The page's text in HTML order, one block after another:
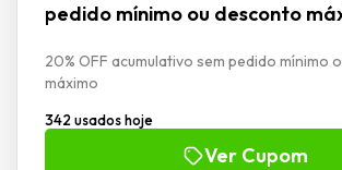
pedido mínimo ou desconto
20% OFF acumulativo sem pedido mínimo
máximo
342 usados hoje
Ver Cupom